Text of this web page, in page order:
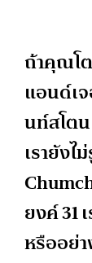
ถ้าคุณโ
แอนด์เ
นท์สโต
เรายัง
ยงค์ 31
หรืออย่